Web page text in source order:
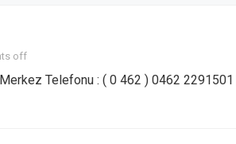
off
Telefonu : ( 0 462 ) 0462 2291501